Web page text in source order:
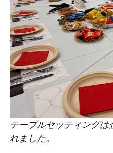
テーブルセッティングは
れました。